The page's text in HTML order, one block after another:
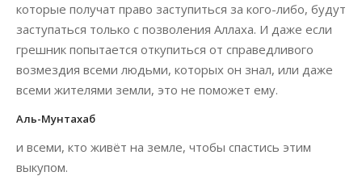
которые получат право заступиться за кого-либо, будут
заступаться только с позволения Аллаха. И даже если
грешник попытается откупиться от справедливого
возмездия всеми людьми, которых он знал, или даже
всеми жителями земли, это не поможет ему.
Аль-Мунтахаб
и всеми, кто живёт на земле, чтобы спастись этим
выкупом.